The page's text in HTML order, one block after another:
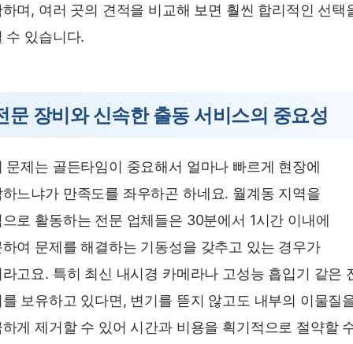
며, 여러 곳의 견적을 비교해 보면 훨씬 합리적인 선택
수 있습니다.
문 장비와 신속한 출동 서비스의 중요성
문제는 골든타임이 중요해서 얼마나 빠르게 현장에
느냐가 만족도를 좌우하곤 하네요. 월계동 지역을
로 활동하는 전문 업체들은 30분에서 1시간 이내에
여 문제를 해결하는 기동성을 갖추고 있는 경우가
고요. 특히 최신 내시경 카메라나 고성능 흡입기 같은
보유하고 있다면, 변기를 뜯지 않고도 내부의 이물질
게 제거할 수 있어 시간과 비용을 획기적으로 절약할